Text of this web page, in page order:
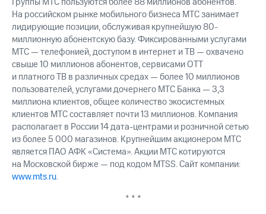
На российском рынке мобильного бизнеса МТС занимает
лидирующие позиции, обслуживая крупнейшую 80-
миллионную абонентскую базу. Фиксированными услугами
МТС — телефонией, доступом в интернет и ТВ — охвачено
свыше 10 миллионов абонентов, сервисами OTT
и платного ТВ в различных средах — более 10 миллионов
пользователей, услугами дочернего МТС Банка — 3,3
миллиона клиентов, общее количество экосистемных
клиентов МТС составляет почти 13 миллионов. Компания
располагает в России 14 дата-центрами и розничной сетью
из более 5 000 магазинов. Крупнейшим акционером МТС
является ПАО АФК «Система». Акции МТС котируются
на Московской бирже — под кодом MTSS. Сайт компании:
www.mts.ru.
* * *